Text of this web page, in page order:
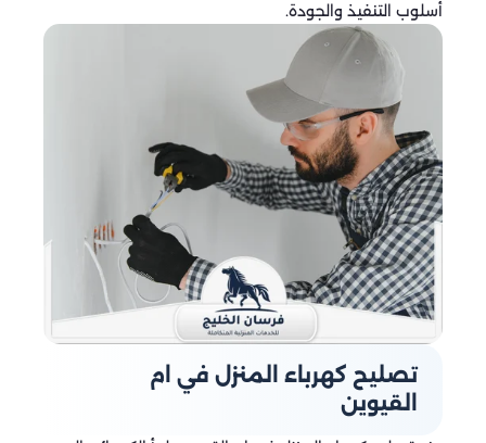
أسلوب التنفيذ والجودة.
تصليح كهرباء المنزل في ام
القيوين